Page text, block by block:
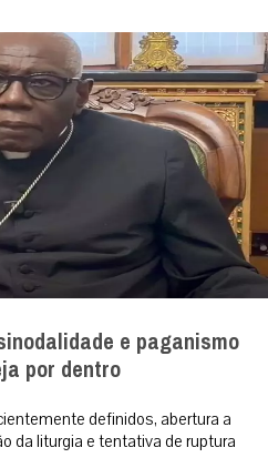
e paganismo
por dentro
definidos, abertura a
da liturgia e tentativa de ruptura